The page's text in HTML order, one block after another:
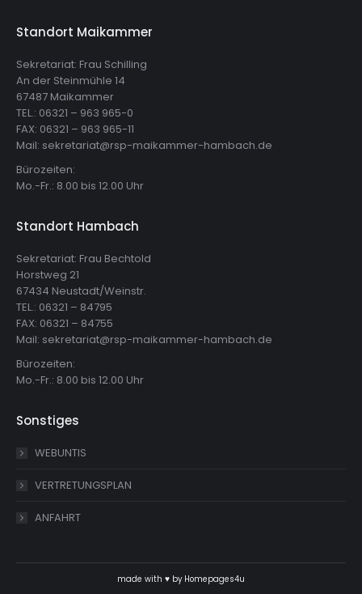
Standort Maikammer
Sekretariat: Frau Schilling
An der Steinmühle 14
67487 Maikammer
TEL.: 06321 – 963 965-0
FAX: 06321 – 963 965-11
Mail: sekretariat@rsp-maikammer-hambach.de
Bürozeiten:
Mo.-Fr.: 8.00 bis 12.00 Uhr
Standort Hambach
Sekretariat: Frau Bechtold
Horstweg 21
67434 Neustadt/Weinstr.
TEL.: 06321 – 84795
FAX: 06321 – 84755
Mail: sekretariat@rsp-maikammer-hambach.de
Bürozeiten:
Mo.-Fr.: 8.00 bis 12.00 Uhr
Sonstiges
WEBUNTIS
VERTRETUNGSPLAN
ANFAHRT
made with ♥ by Homepages4u